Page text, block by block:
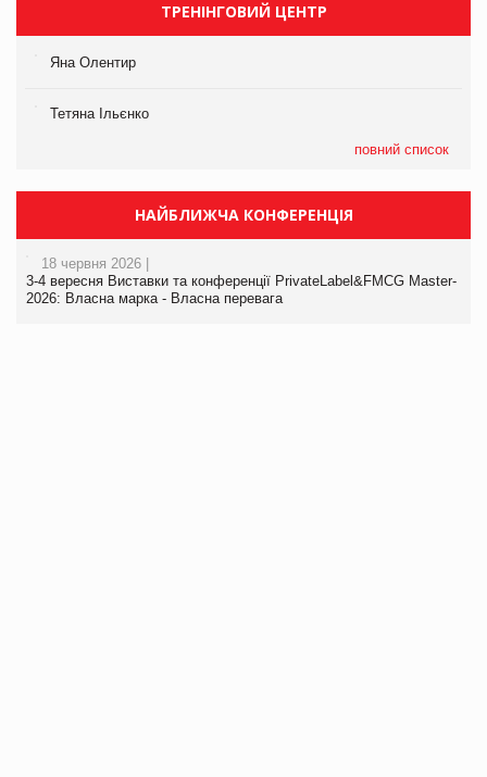
ТРЕНІНГОВИЙ ЦЕНТР
Яна Олентир
Тетяна Ільєнко
повний список
НАЙБЛИЖЧА КОНФЕРЕНЦІЯ
18 червня 2026 |
3-4 вересня Виставки та конференції PrivateLabel&FMCG Master-
2026: Власна марка - Власна перевага